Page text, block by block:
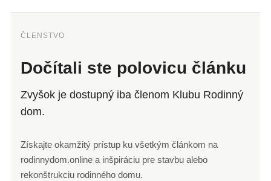
ČLENSTVO
Dočítali ste polovicu článku
Zvyšok je dostupný iba členom Klubu Rodinný
dom.
Získajte okamžitý prístup ku všetkým článkom na
rodinnydom.online a inšpiráciu pre stavbu alebo
rekonštrukciu rodinného domu.